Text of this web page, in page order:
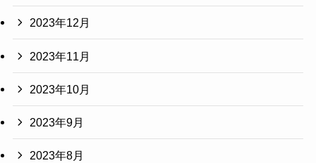
2023年12月
2023年11月
2023年10月
2023年9月
2023年8月